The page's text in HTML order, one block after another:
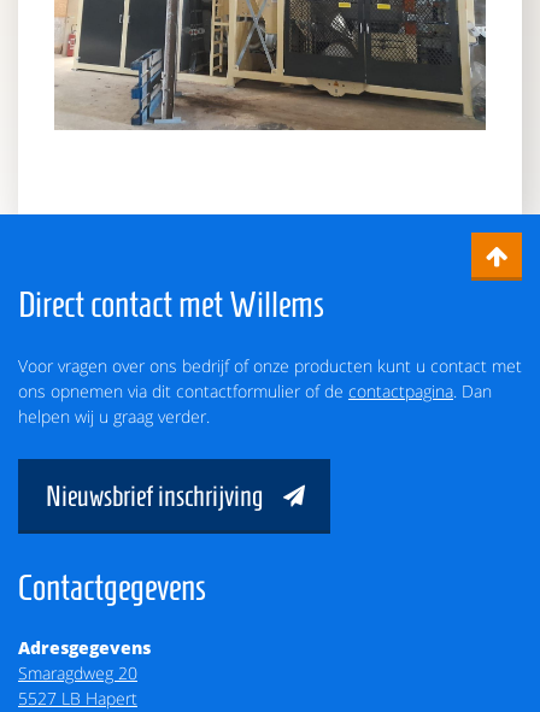
Direct contact met Willems
Voor vragen over ons bedrijf of onze producten kunt u contact met
ons opnemen via dit contactformulier of de contactpagina . Dan
helpen wij u graag verder.
Nieuwsbrief inschrijving
Contactgegevens
Adresgegevens
Smaragdweg 20
5527 LB Hapert